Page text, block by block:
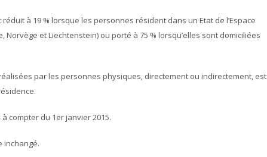
à 19 % lorsque les personnes résident dans un Etat de l’Espace
et Liechtenstein) ou porté à 75 % lorsqu’elles sont domiciliées
par les personnes physiques, directement ou indirectement, est
compter du 1er janvier 2015.
inchangé.